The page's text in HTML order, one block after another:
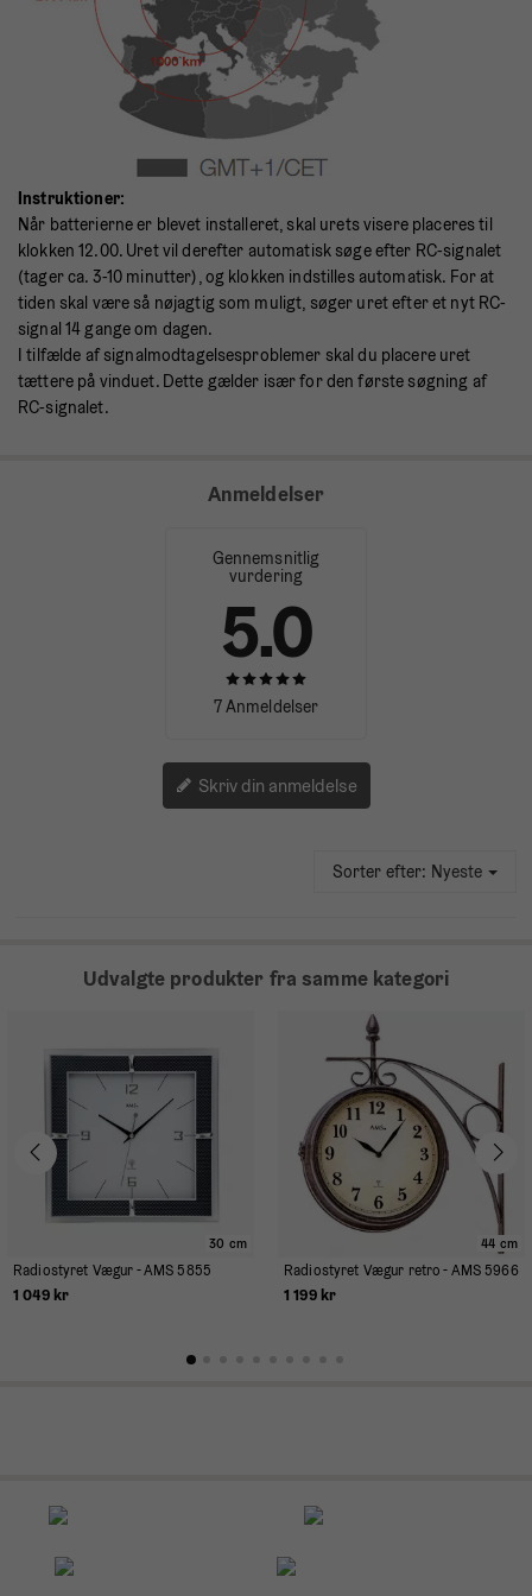
Instruktioner:
Når batterierne er blevet installeret, skal urets visere placeres til
klokken 12.00. Uret vil derefter automatisk søge efter RC-signalet
(tager ca. 3-10 minutter), og klokken indstilles automatisk. For at
tiden skal være så nøjagtig som muligt, søger uret efter et nyt RC-
signal 14 gange om dagen.
I tilfælde af signalmodtagelsesproblemer skal du placere uret
tættere på vinduet. Dette gælder især for den første søgning af
RC-signalet.
Anmeldelser
Gennemsnitlig
vurdering
5.0
7 Anmeldelser
Skriv din anmeldelse
Sorter efter: Nyeste
Udvalgte produkter fra samme kategori
30 cm
Radiostyret Vægur - AMS 5855
1 049 kr
44 cm
Radiostyret Vægur retro - AMS 5966
1 199 kr